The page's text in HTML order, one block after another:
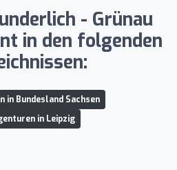
- Grünau
in den folgenden
in Bundesland Sachsen
in Leipzig